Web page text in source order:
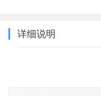
详细说明